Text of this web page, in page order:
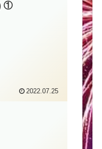
) ①
2022.07.25